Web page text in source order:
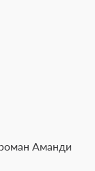
Аманди